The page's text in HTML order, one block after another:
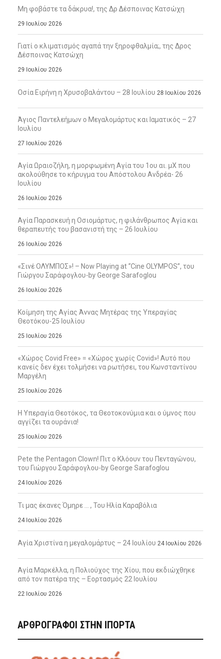
Μη φοβάστε τα δάκρυα!, της Δρ Δέσποινας Κατσώχη
29 Ιουλίου 2026
Γιατί ο κλιματισμός αγαπά την ξηροφθαλμία;, της Δρος
Δέσποινας Κατσώχη
29 Ιουλίου 2026
Οσία Ειρήνη η Χρυσοβαλάντου – 28 Ιουλίου 28 Ιουλίου 2026
Άγιος Παντελεήμων ο Μεγαλομάρτυς και Ιαματικός – 27
Ιουλίου
27 Ιουλίου 2026
Αγία Ωραιοζήλη, η μορφωμένη Αγία του 1ου αι. μΧ που
ακολούθησε το κήρυγμα του Απόστολου Ανδρέα- 26
Ιουλίου
26 Ιουλίου 2026
Αγία Παρασκευή η Οσιομάρτυς, η φιλάνθρωπος Αγία και
θεραπευτής του βασανιστή της – 26 Ιουλίου
26 Ιουλίου 2026
«Σινέ ΟΛΥΜΠΟΣ»! – Now Playing at “Cine OLYMPOS”, του
Γιώργου Σαράφογλου-by George Sarafoglou
26 Ιουλίου 2026
Κοίμηση της Αγίας Άννας Μητέρας της Υπεραγίας
Θεοτόκου-25 Ιουλίου
25 Ιουλίου 2026
«Χώρος Covid Free» = «Χώρος χωρίς Covid»! Αυτό που
κανείς δεν έχει τολμήσει να ρωτήσει, του Κωνσταντίνου
Μαργέλη
25 Ιουλίου 2026
Η Υπεραγία Θεοτόκος, τα Θεοτοκονύμια και ο ύμνος που
αγγίζει τα ουράνια!
25 Ιουλίου 2026
Pete the Pentagon Clown! Πιτ ο Κλόουν του Πενταγώνου,
του Γιώργου Σαράφογλου-by George Sarafoglou
24 Ιουλίου 2026
Τι μας έκανες Όμηρε … , Του Ηλία Καραβόλια
24 Ιουλίου 2026
Αγία Χριστίνα η μεγαλομάρτυς – 24 Ιουλίου 24 Ιουλίου 2026
Αγία Μαρκέλλα, η Πολιούχος της Χίου, που εκδιώχθηκε
από τον πατέρα της – Εορτασμός 22 Ιουλίου
22 Ιουλίου 2026
ΑΡΘΡΟΓΡΑΦΟΙ ΣΤΗΝ IΠΟΡΤΑ